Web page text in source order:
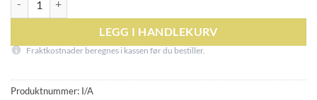
LEGG I HANDLEKURV
Fraktkostnader beregnes i kassen før du bestiller.
Produktnummer: I/A